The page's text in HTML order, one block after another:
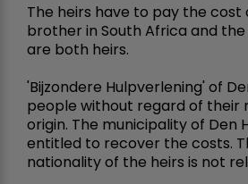
The heirs have to pay the cost
brother in South Africa and the
are both heirs.
'Bijzondere Hulpverlening' of
people without regard of their
origin. The municipality of Den
entitled to recover the costs.
nationality of the heirs is not